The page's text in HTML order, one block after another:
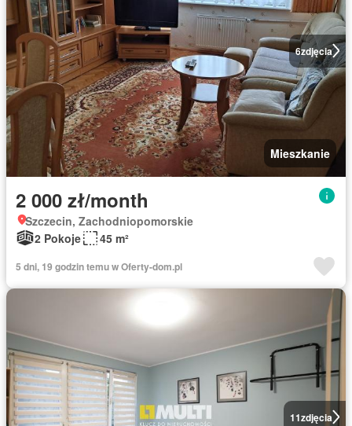
6zdjęcia
Mieszkanie
2 000 zł/month
Szczecin, Zachodniopomorskie
2 Pokoje
45 m²
5 dni, 19 godzin temu w Oferty-dom.pl
11zdjęcia